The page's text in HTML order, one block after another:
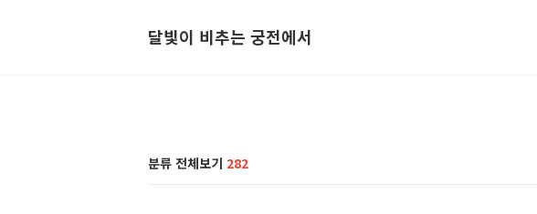
달빛이 비추는 궁전에서
분류 전체보기 282